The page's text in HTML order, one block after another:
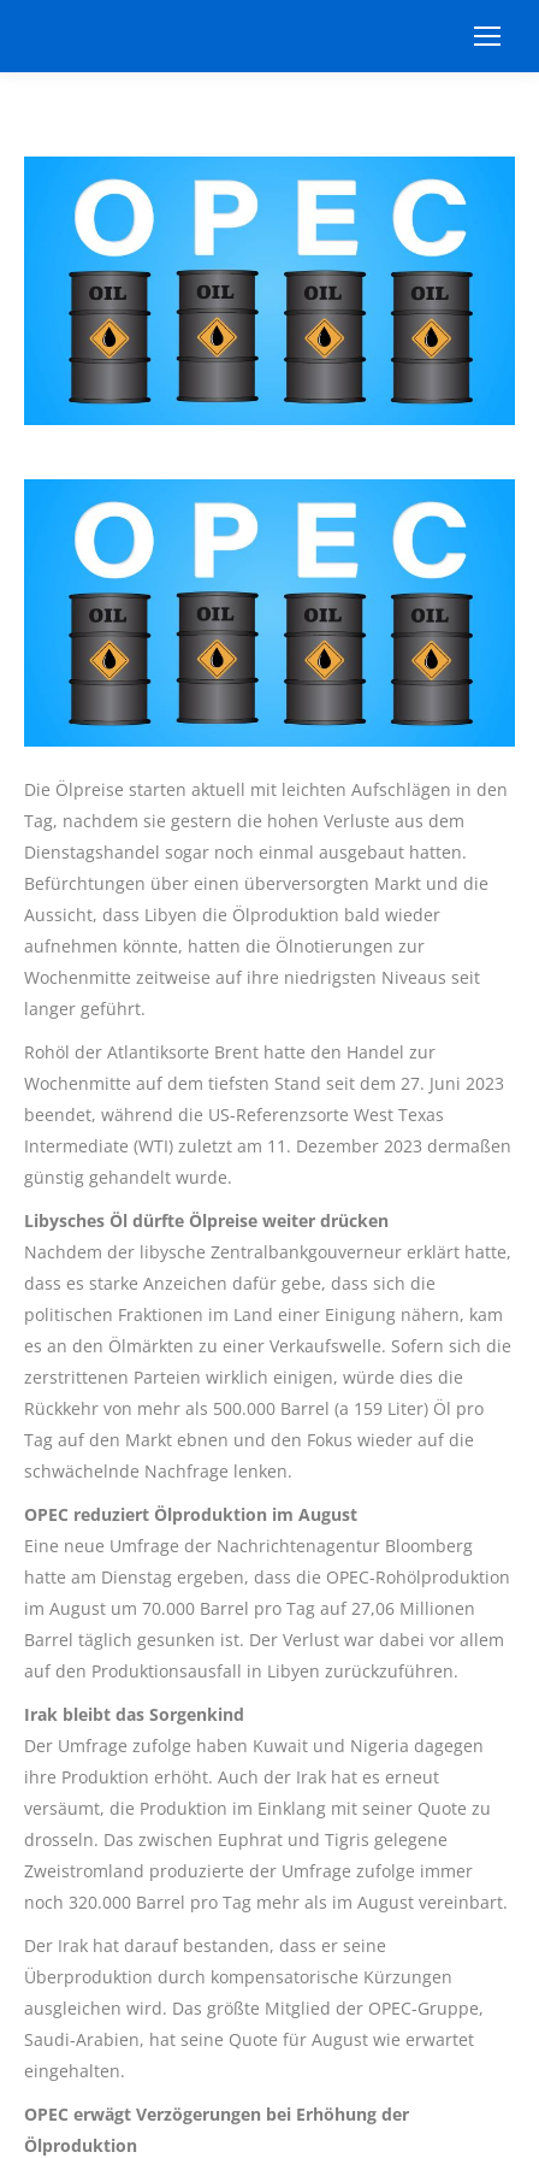
Die Ölpreise starten aktuell mit leichten Aufschlägen in den
Tag, nachdem sie gestern die hohen Verluste aus dem
Dienstagshandel sogar noch einmal ausgebaut hatten.
Befürchtungen über einen überversorgten Markt und die
Aussicht, dass Libyen die Ölproduktion bald wieder
aufnehmen könnte, hatten die Ölnotierungen zur
Wochenmitte zeitweise auf ihre niedrigsten Niveaus seit
langer geführt.
Rohöl der Atlantiksorte Brent hatte den Handel zur
Wochenmitte auf dem tiefsten Stand seit dem 27. Juni 2023
beendet, während die US-Referenzsorte West Texas
Intermediate (WTI) zuletzt am 11. Dezember 2023 dermaßen
günstig gehandelt wurde.
Libysches Öl dürfte Ölpreise weiter drücken
Nachdem der libysche Zentralbankgouverneur erklärt hatte,
dass es starke Anzeichen dafür gebe, dass sich die
politischen Fraktionen im Land einer Einigung nähern, kam
es an den Ölmärkten zu einer Verkaufswelle. Sofern sich die
zerstrittenen Parteien wirklich einigen, würde dies die
Rückkehr von mehr als 500.000 Barrel (a 159 Liter) Öl pro
Tag auf den Markt ebnen und den Fokus wieder auf die
schwächelnde Nachfrage lenken.
OPEC reduziert Ölproduktion im August
Eine neue Umfrage der Nachrichtenagentur Bloomberg
hatte am Dienstag ergeben, dass die OPEC-Rohölproduktion
im August um 70.000 Barrel pro Tag auf 27,06 Millionen
Barrel täglich gesunken ist. Der Verlust war dabei vor allem
auf den Produktionsausfall in Libyen zurückzuführen.
Irak bleibt das Sorgenkind
Der Umfrage zufolge haben Kuwait und Nigeria dagegen
ihre Produktion erhöht. Auch der Irak hat es erneut
versäumt, die Produktion im Einklang mit seiner Quote zu
drosseln. Das zwischen Euphrat und Tigris gelegene
Zweistromland produzierte der Umfrage zufolge immer
noch 320.000 Barrel pro Tag mehr als im August vereinbart.
Der Irak hat darauf bestanden, dass er seine
Überproduktion durch kompensatorische Kürzungen
ausgleichen wird. Das größte Mitglied der OPEC-Gruppe,
Saudi-Arabien, hat seine Quote für August wie erwartet
eingehalten.
OPEC erwägt Verzögerungen bei Erhöhung der
Ölproduktion